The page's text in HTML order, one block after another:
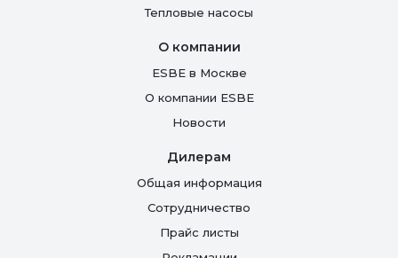
Тепловые насосы
О компании
ESBE в Москве
О компании ESBE
Новости
Дилерам
Общая информация
Сотрудничество
Прайс листы